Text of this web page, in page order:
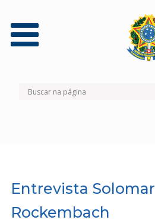
Entrevista Solomar
Rockembach